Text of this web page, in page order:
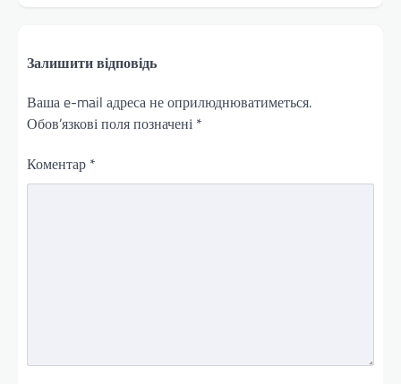
Залишити відповідь
Ваша e-mail адреса не оприлюднюватиметься.
Обов’язкові поля позначені *
Коментар *